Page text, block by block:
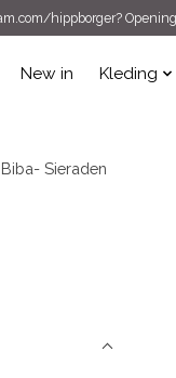
hippborger?
New in Kleding
Biba- Sieraden